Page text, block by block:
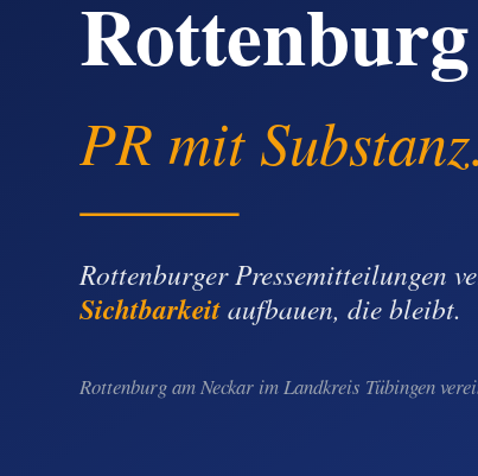
Suchanfragen verlagern sich messbar in Richtung KI-
oder 'Wer ist auf XY in Neuwirtshaus spezialisiert'.
zweite Stärke aus: Sie wird nicht nur in Google
Suchanfragen, bei denen
"Pressemitteilung Neuwirtshaus"
"PR Stuttgart Neuwirtshaus"